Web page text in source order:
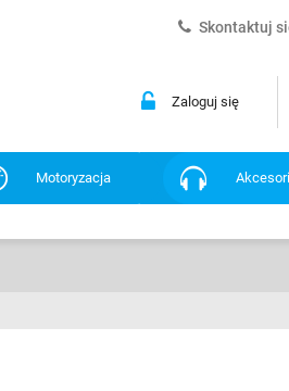
Skontaktuj
Zaloguj się
Motoryzacja